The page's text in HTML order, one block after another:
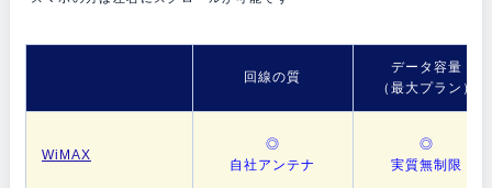
回線の質
データ容量
（最大プラン）
WiMAX
◎
自社アンテナ
◎
実質無制限